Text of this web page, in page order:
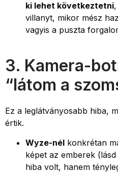
ki lehet következtetni
villanyt, mikor mész
vagyis a puszta
3. Kamera-
“látom a
Ez a leglátványosabb hiba,
értik.
Wyze-nél konkrétan
képet az emberek
hiba volt, hanem